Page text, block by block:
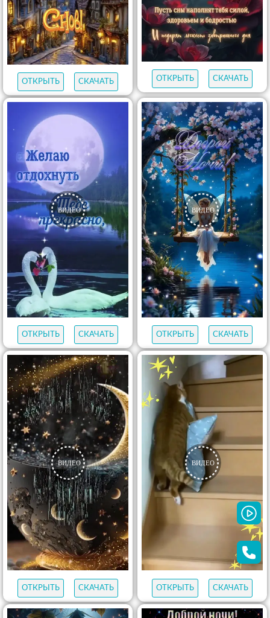
ОТКРЫТЬ СКАЧАТЬ ОТКРЫТЬ СКАЧАТЬ
ОТКРЫТЬ СКАЧАТЬ ОТКРЫТЬ СКАЧАТЬ
ОТКРЫТЬ СКАЧАТЬ ОТКРЫТЬ СКАЧАТЬ